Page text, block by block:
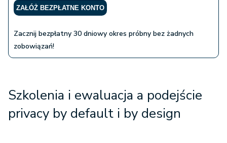
ZAŁÓŻ BEZPŁATNE KONTO
Zacznij bezpłatny 30 dniowy okres próbny bez żadnych
zobowiązań!
Szkolenia i ewaluacja a podejście
privacy by default i by design